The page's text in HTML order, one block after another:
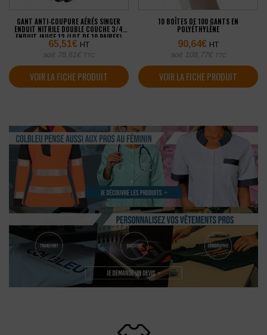
GANT ANTI-COUPURE AÉRÉS SINGER
ENDUIT NITRILE DOUBLE COUCHE 3/4
ENDUIT JAUGE 13 (LOT DE 10 PAIRES)
65,51€ HT
soit 78,61 € TTC
VOIR LA FICHE PRODUIT
10 BOÎTES DE 100 GANTS EN
POLYÉTHYLÈNE
90,64€ HT
soit 108,77€ TTC
VOIR LA FICHE PRODUIT